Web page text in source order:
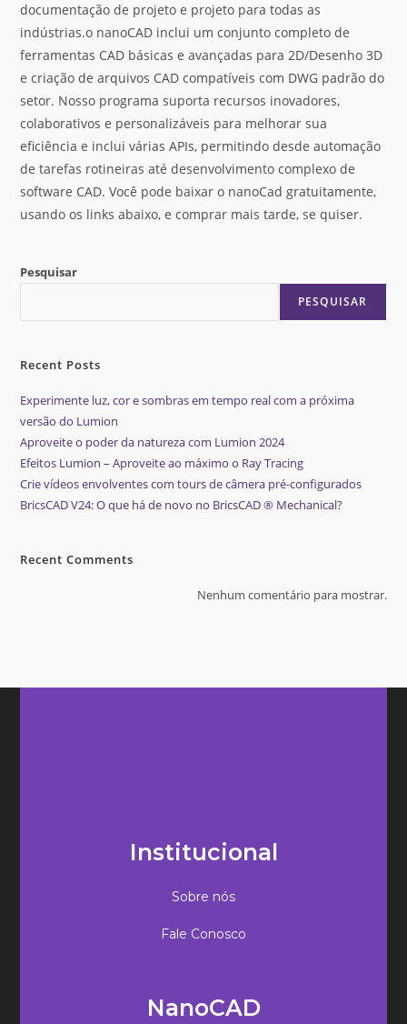
documentação de projeto e projeto para todas as
indústrias.o nanoCAD inclui um conjunto completo de
ferramentas CAD básicas e avançadas para 2D/Desenho 3D
e criação de arquivos CAD compatíveis com DWG padrão do
setor. Nosso programa suporta recursos inovadores,
colaborativos e personalizáveis para melhorar sua
eficiência e inclui várias APIs, permitindo desde automação
de tarefas rotineiras até desenvolvimento complexo de
software CAD. Você pode baixar o nanoCad gratuitamente,
usando os links abaixo, e comprar mais tarde, se quiser.
Pesquisar
PESQUISAR
Recent Posts
Experimente luz, cor e sombras em tempo real com a próxima
versão do Lumion
Aproveite o poder da natureza com Lumion 2024
Efeitos Lumion – Aproveite ao máximo o Ray Tracing
Crie vídeos envolventes com tours de câmera pré-configurados
BricsCAD V24: O que há de novo no BricsCAD ® Mechanical?
Recent Comments
Nenhum comentário para mostrar.
Institucional
Sobre nós
Fale Conosco
NanoCAD